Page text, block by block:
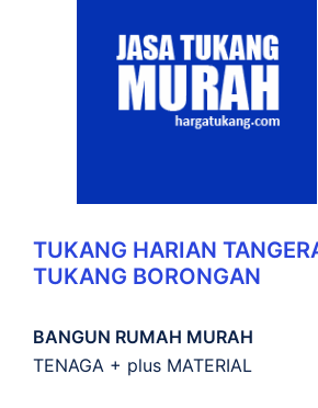
TUKANG HARIAN
TUKANG BORONGAN
BANGUN RUMAH MURAH
TENAGA + plus MATERIAL